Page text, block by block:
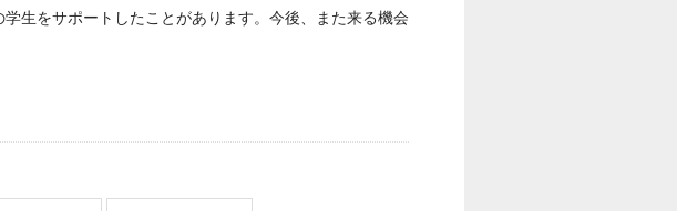
生をサポートしたことがあります。今後、また来る機会